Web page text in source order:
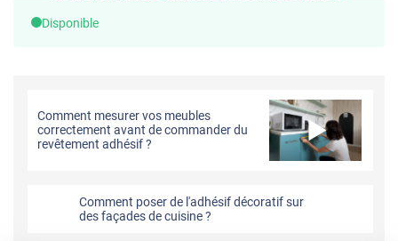
Disponible
Comment mesurer vos meubles
correctement avant de commander du
revêtement adhésif ?
Comment poser de l'adhésif décoratif sur
des façades de cuisine ?